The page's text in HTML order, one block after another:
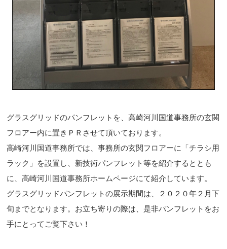
グラスグリッドのパンフレットを、高崎河川国道事務所の玄関
フロアー内に置きＰＲさせて頂いております。
高崎河川国道事務所では、事務所の玄関フロアーに「チラシ用
ラック」を設置し、新技術パンフレット等を紹介するととも
に、高崎河川国道事務所ホームページにて紹介しています。
グラスグリッドパンフレットの展示期間は、２０２０年２月下
旬までとなります。お立ち寄りの際は、是非パンフレットをお
手にとってご覧下さい！